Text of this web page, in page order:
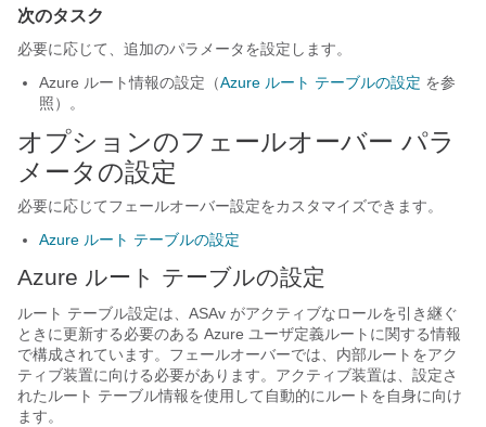
次のタスク
必要に応じて、追加のパラメータを設定します。
Azure ルート情報の設定（Azure ルート テーブルの設定 を参
照）。
オプションのフェールオーバー パラ
メータの設定
必要に応じてフェールオーバー設定をカスタマイズできます。
Azure ルート テーブルの設定
Azure ルート テーブルの設定
ルート テーブル設定は、ASAv がアクティブなロールを引き継ぐ
ときに更新する必要のある Azure ユーザ定義ルートに関する情報
で構成されています。フェールオーバーでは、内部ルートをアク
ティブ装置に向ける必要があります。アクティブ装置は、設定さ
れたルート テーブル情報を使用して自動的にルートを自身に向け
ます。